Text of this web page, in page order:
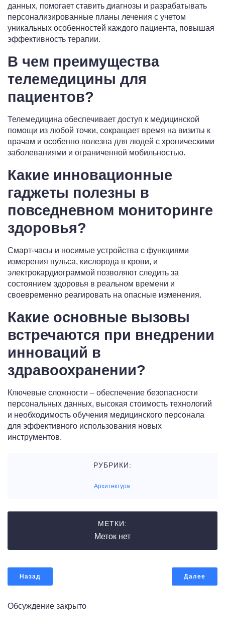
данных, помогает ставить диагнозы и разрабатывать
персонализированные планы лечения с учетом
уникальных особенностей каждого пациента, повышая
эффективность терапии.
В чем преимущества
телемедицины для
пациентов?
Телемедицина обеспечивает доступ к медицинской
помощи из любой точки, сокращает время на визиты к
врачам и особенно полезна для людей с хроническими
заболеваниями и ограниченной мобильностью.
Какие инновационные
гаджеты полезны в
повседневном мониторинге
здоровья?
Смарт-часы и носимые устройства с функциями
измерения пульса, кислорода в крови, и
электрокардиограммой позволяют следить за
состоянием здоровья в реальном времени и
своевременно реагировать на опасные изменения.
Какие основные вызовы
встречаются при внедрении
инноваций в
здравоохранении?
Ключевые сложности – обеспечение безопасности
персональных данных, высокая стоимость технологий
и необходимость обучения медицинского персонала
для эффективного использования новых
инструментов.
РУБРИКИ:
Архитектура
МЕТКИ:
Меток нет
Назад Далее
Обсуждение закрыто